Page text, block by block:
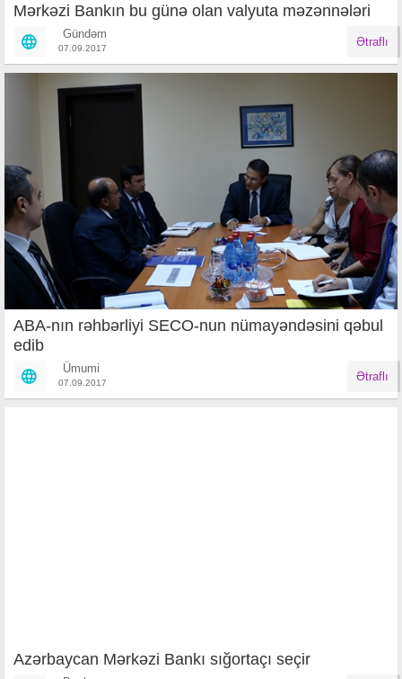
Mərkəzi Bankın bu günə olan valyuta məzənnələri
Gündəm
07.09.2017 Ətraflı
ABA-nın rəhbərliyi SECO-nun nümayəndəsini qəbul
edib
Ümumi
07.09.2017 Ətraflı
Azərbaycan Mərkəzi Bankı sığortaçı seçir